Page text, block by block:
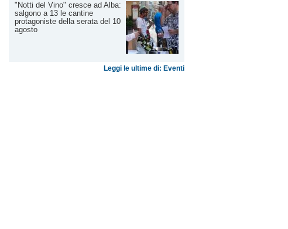
"Notti del Vino" cresce ad Alba:
salgono a 13 le cantine
protagoniste della serata del 10
agosto
Leggi le ultime di: Eventi